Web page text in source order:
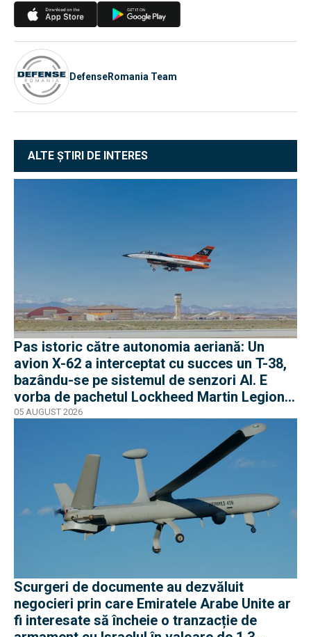
DefenseRomania Team
ALTE ȘTIRI DE INTERES
Pas istoric către autonomia aeriană: Un
avion X-62 a interceptat cu succes un T-38,
bazându-se pe sistemul de senzori AI. E
vorba de pachetul Lockheed Martin Legion
Pod
05 AUGUST 2026
Scurgeri de documente au dezvăluit
negocieri prin care Emiratele Arabe Unite ar
fi interesate să încheie o tranzacție de